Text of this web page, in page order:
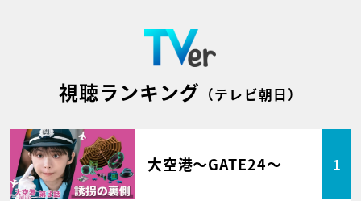
視聴ランキング （テレビ朝日）
大空港～GATE24～ 1